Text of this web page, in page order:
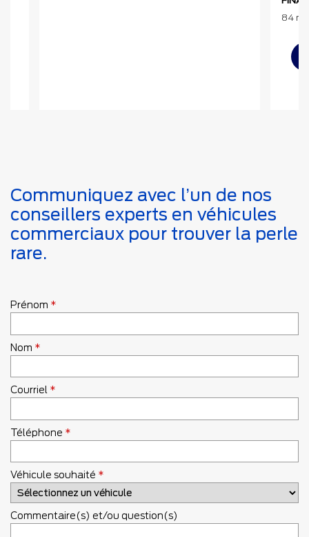
84
Communiquez avec l’un de nos
conseillers experts en véhicules
commerciaux pour trouver la perle
rare.
Prénom *
Nom *
Courriel *
Téléphone *
Véhicule souhaité *
Commentaire(s) et/ou question(s)